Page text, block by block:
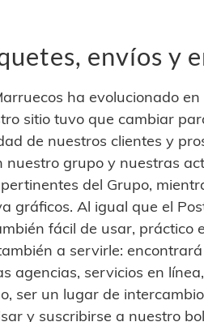
envíos y
ha evolucionado
sitio tuvo que cambiar
de nuestros clientes y
nuestro grupo y nuestras
del Grupo,
gráficos. Al igual que el
fácil de usar, práctico
a servirle:
agencias, servicios en
ser un lugar de
y suscribirse a nuestro